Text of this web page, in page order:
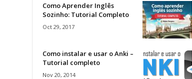
Como Aprender Inglês
Sozinho: Tutorial Completo
Oct 29, 2017
Como instalar e usar o Anki –
Tutorial completo
Nov 20, 2014